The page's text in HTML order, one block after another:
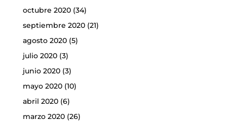
octubre 2020(34)
septiembre 2020(21)
agosto 2020(5)
julio 2020(3)
junio 2020(3)
mayo 2020(10)
abril 2020(6)
marzo 2020(26)